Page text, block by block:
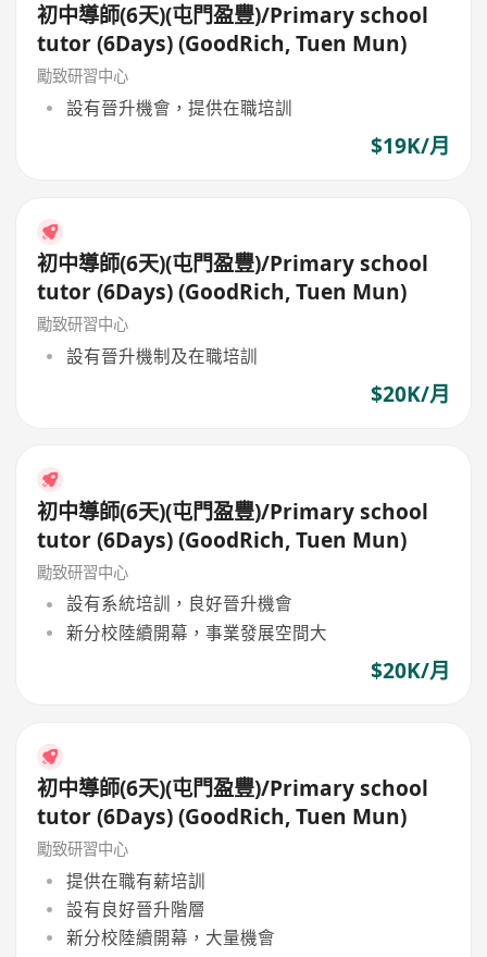
初中導師(6天)(屯門盈豐)/Primary school
tutor (6Days) (GoodRich, Tuen Mun)
勵致研習中心
設有晉升機會，提供在職培訓
$19K/月
初中導師(6天)(屯門盈豐)/Primary school
tutor (6Days) (GoodRich, Tuen Mun)
勵致研習中心
設有晉升機制及在職培訓
$20K/月
初中導師(6天)(屯門盈豐)/Primary school
tutor (6Days) (GoodRich, Tuen Mun)
勵致研習中心
設有系統培訓，良好晉升機會
新分校陸續開幕，事業發展空間大
$20K/月
初中導師(6天)(屯門盈豐)/Primary school
tutor (6Days) (GoodRich, Tuen Mun)
勵致研習中心
提供在職有薪培訓
設有良好晉升階層
新分校陸續開幕，大量機會